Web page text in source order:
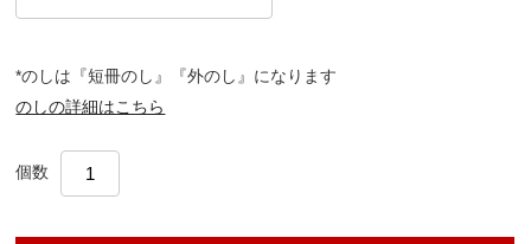
*のしは『短冊のし』『外のし』になります
のしの詳細はこちら
個数